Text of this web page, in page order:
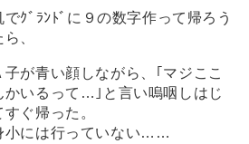
ｸﾞﾗﾝﾄﾞに９の数字作って帰ろう
、
が青い顔しながら、｢マジここ
かいるって…｣と言い嗚咽しはじ
ぐ帰った。
小には行っていない……